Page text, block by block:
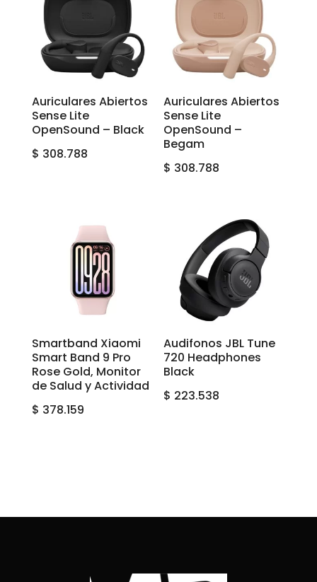
Auriculares Abiertos
Sense Lite
OpenSound – Black
$ 308.788
Auriculares Abiertos
Sense Lite
OpenSound –
Begam
$ 308.788
Smartband Xiaomi
Smart Band 9 Pro
Rose Gold, Monitor
de Salud y Actividad
$ 378.159
Audifonos JBL Tune
720 Headphones
Black
$ 223.538